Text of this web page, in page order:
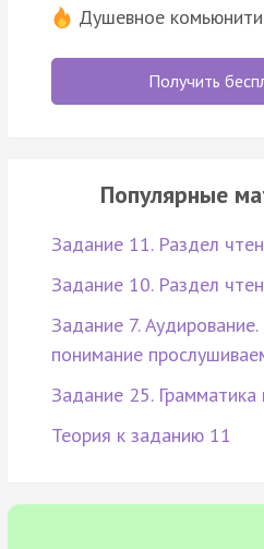
Душевное комьюнити
Получить
Популярные
Задание 11. Раздел
Задание 10. Раздел
Задание 7.
понимание
Задание 25. Грамматика
Теория к заданию 11